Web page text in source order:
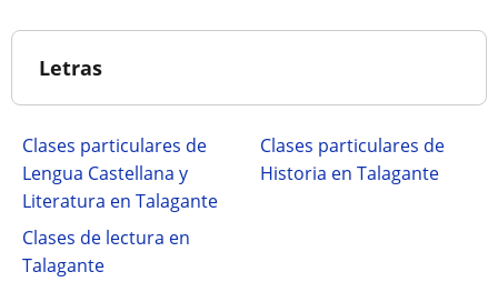
Letras
Clases particulares de
Lengua Castellana y
Literatura en Talagante
Clases particulares de
Historia en Talagante
Clases de lectura en
Talagante